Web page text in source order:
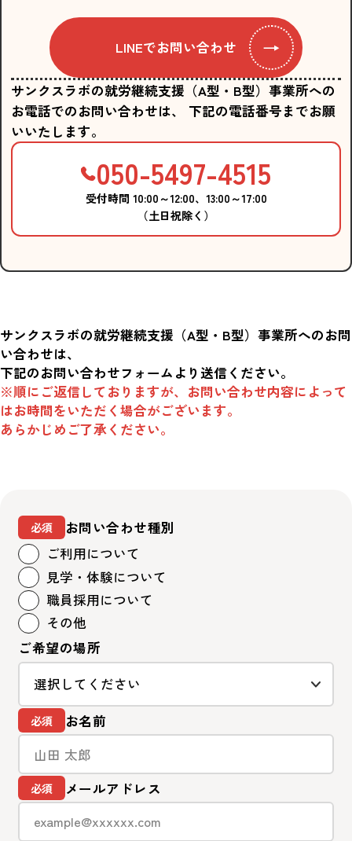
LINEでお問い合わせ →
サンクスラボの就労継続支援（A型・B型）事業所への
お電話でのお問い合わせは、
下記の電話番号までお願
いいたします。
050-5497-4515
受付時間 10:00～12:00、13:00～17:00
（土日祝除く）
サンクスラボの就労継続支援（A型・B型）事業所へのお問
い合わせは、
下記のお問い合わせフォームより送信ください。
※順にご返信しておりますが、お問い合わせ内容によって
はお時間をいただく場合がございます。
あらかじめご了承ください。
お問い合わせ種別
ご利用について
見学・体験について
職員採用について
その他
ご希望の場所
お名前
メールアドレス